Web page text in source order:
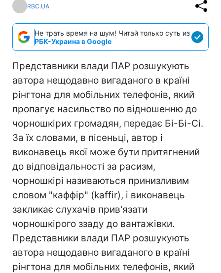
RBC.UA
Не трать время на шум! Читай только суть из
РБК-Украина в Google
Представники влади ПАР розшукують
автора нещодавно вигаданого в країні
рінгтона для мобільних телефонів, який
пропагує насильство по відношенню до
чорношкірих громадян, передає Бі-Бі-Сі.
За їх словами, в пісеньці, автор і
виконавець якої може бути притягнений
до відповідальності за расизм,
чорношкірі називаються принизливим
словом "каффір" (kaffir), і виконавець
закликає слухачів прив'язати
чорношкірого ззаду до вантажівки.
Представники влади ПАР розшукують
автора нещодавно вигаданого в країні
рінгтона для мобільних телефонів, який